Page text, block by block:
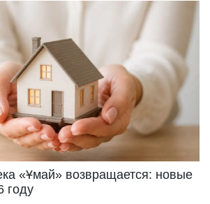
«Ұмай» возвращается: новые
году